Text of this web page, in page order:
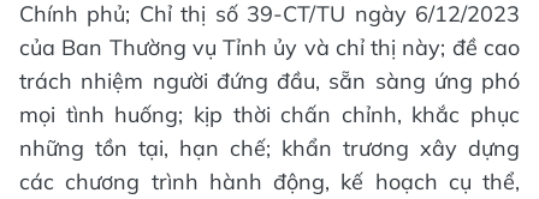
Chính phủ; Chỉ thị số 39-CT/TU ngày 6/12/2023
của Ban Thường vụ Tỉnh ủy và chỉ thị này; đề cao
trách nhiệm người đứng đầu, sẵn sàng ứng phó
mọi tình huống; kịp thời chấn chỉnh, khắc phục
những tồn tại, hạn chế; khẩn trương xây dựng
các chương trình hành động, kế hoạch cụ thể,